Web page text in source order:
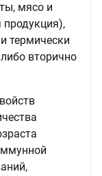
мясо и
продукция),
термически
вторично